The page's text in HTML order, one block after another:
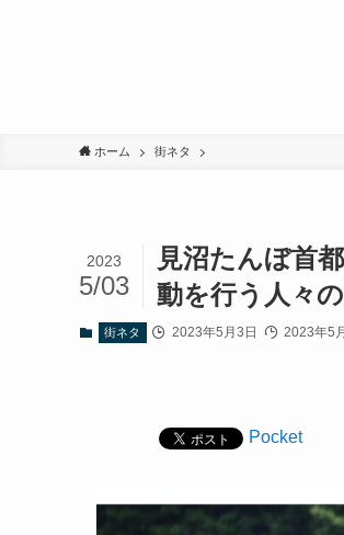
ホーム 街ネタ
見沼たんぼ首
動を行う人々
2023
5/03
街ネタ 2023年5月3日 2023年5
Pocket